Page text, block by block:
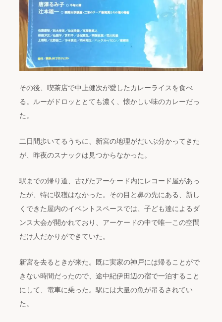
その後、喫茶店で中上健次が愛したカレーライスを食べ
る。ルーがドロッととても濃く、懐かしい味のカレーだっ
た。
二日間歩いてるうちに、新宮の地理がだいぶ分かってきた
が、昨夜のスナックは見つからなかった。
駅までの帰り道、古びたアーケード内にレコード屋があっ
たが、特に収穫はなかった。その目と鼻の先にある、新し
くできた屋内のイベントスペースでは、子ども達によるダ
ンス大会が開かれており、アーケードの中で唯一この空間
だけ人だかりができていた。
新宮を去るときが来た。既に実家の神戸には帰ることがで
きない時間だったので、途中紀伊田辺の宿で一泊すること
にして、電車に乗った。駅には大量の魚が吊るされてい
た。